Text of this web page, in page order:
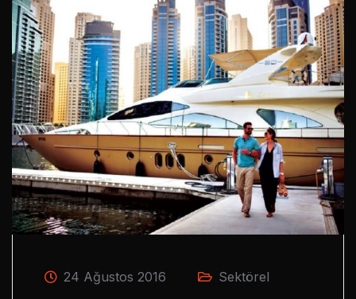
24 Ağustos 2016 Sektörel